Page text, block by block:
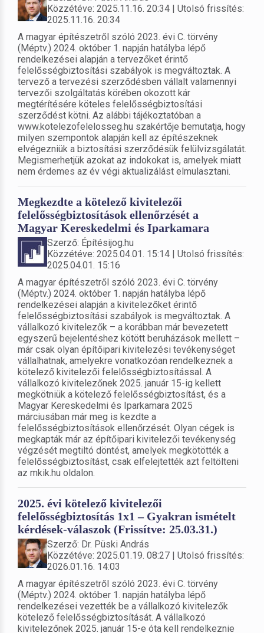
Közzétéve: 2025.11.16. 20:34 | Utolsó frissítés:
2025.11.16. 20:34
A magyar építészetről szóló 2023. évi C. törvény
(Méptv.) 2024. október 1. napján hatályba lépő
rendelkezései alapján a tervezőket érintő
felelősségbiztosítási szabályok is megváltoztak. A
tervező a tervezési szerződésben vállalt valamennyi
tervezői szolgáltatás körében okozott kár
megtérítésére köteles felelősségbiztosítási
szerződést kötni. Az alábbi tájékoztatóban a
www.kotelezofelelosseg.hu szakértője bemutatja, hogy
milyen szempontok alapján kell az építészeknek
elvégezniük a biztosítási szerződésük felülvizsgálatát.
Megismerhetjük azokat az indokokat is, amelyek miatt
nem érdemes az év végi aktualizálást elmulasztani.
Megkezdte a kötelező kivitelezői
felelősségbiztosítások ellenőrzését a
Magyar Kereskedelmi és Iparkamara
Szerző: Építésijog.hu
Közzétéve: 2025.04.01. 15:14 | Utolsó frissítés:
2025.04.01. 15:16
A magyar építészetről szóló 2023. évi C. törvény
(Méptv.) 2024. október 1. napján hatályba lépő
rendelkezései alapján a kivitelezőket érintő
felelősségbiztosítási szabályok is megváltoztak. A
vállalkozó kivitelezők – a korábban már bevezetett
egyszerű bejelentéshez kötött beruházások mellett –
már csak olyan építőipari kivitelezési tevékenységet
vállalhatnak, amelyekre vonatkozóan rendelkeznek a
kötelező kivitelezői felelősségbiztosítással. A
vállalkozó kivitelezőnek 2025. január 15-ig kellett
megkötniük a kötelező felelősségbiztosítást, és a
Magyar Kereskedelmi és Iparkamara 2025
márciusában már meg is kezdte a
felelősségbiztosítások ellenőrzését. Olyan cégek is
megkapták már az építőipari kivitelezői tevékenység
végzését megtiltó döntést, amelyek megkötötték a
felelősségbiztosítást, csak elfelejtették azt feltölteni
az mkik.hu oldalon.
2025. évi kötelező kivitelezői
felelősségbiztosítás 1x1 – Gyakran ismételt
kérdések-válaszok (Frissítve: 25.03.31.)
Szerző: Dr. Püski András
Közzétéve: 2025.01.19. 08:27 | Utolsó frissítés:
2026.01.16. 14:03
A magyar építészetről szóló 2023. évi C. törvény
(Méptv.) 2024. október 1. napján hatályba lépő
rendelkezései vezették be a vállalkozó kivitelezők
kötelező felelősségbiztosítását. A vállalkozó
kivitelezőnek 2025. január 15-e óta kell rendelkeznie